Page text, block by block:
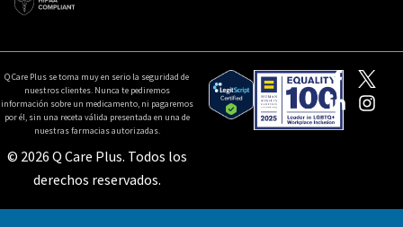
Q Care Plus se toma muy en serio la seguridad de
nuestros clientes. Nunca te pediremos
información sobre un medicamento, ni pagaremos
por él, sin una receta válida presentada en una de
nuestras farmacias autorizadas.
© 2026 Q Care Plus. Todos los
derechos reservados.